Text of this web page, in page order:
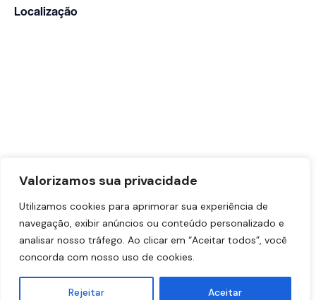
Valorizamos sua privacidade
Utilizamos cookies para aprimorar sua experiência de
navegação, exibir anúncios ou conteúdo personalizado e
analisar nosso tráfego. Ao clicar em “Aceitar todos”, você
concorda com nosso uso de cookies.
Rejeitar Aceitar
Localização
Dr. Vinicius Sabag – CRM-SP: 191.433 | RQE Nº: 90883